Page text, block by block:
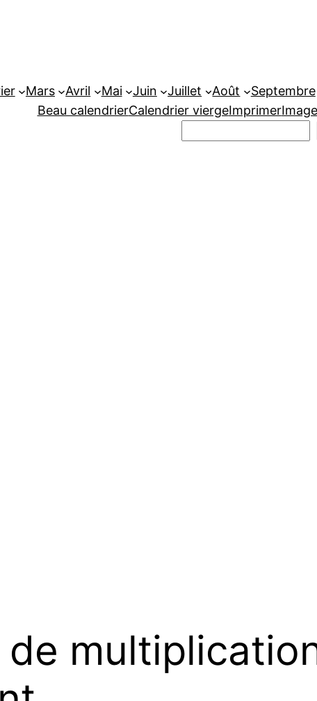
Mars Avril Mai Juin Juillet Août Septembre
Beau calendrierCalendrier viergeImprimer
de